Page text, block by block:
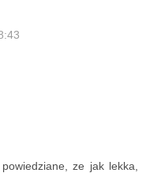
ze jak lekka,